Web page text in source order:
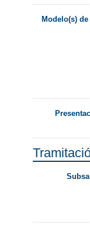
Modelo(s)